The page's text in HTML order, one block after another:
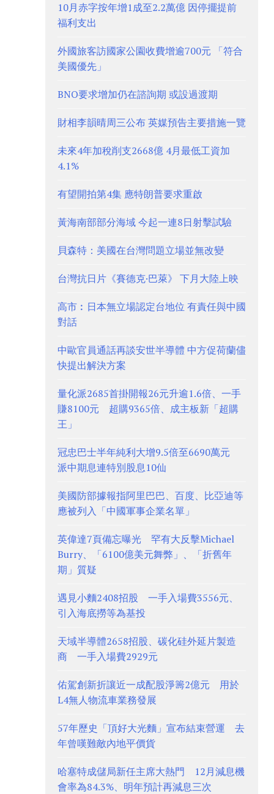
10月赤字按年增1成至2.2萬億 因停擺提前
福利支出
外國旅客訪國家公園收費增逾700元 「符合
美國優先」
BNO要求增加仍在諮詢期 或設過渡期
財相李韻晴周三公布 英媒預告主要措施一覽
未來4年加稅削支2668億 4月最低工資加
4.1%
有望開拍第4集 應特朗普要求重啟
黃海南部部分海域 今起一連8日射擊試驗
貝森特：美國在台灣問題立場並無改變
台灣抗日片《賽德克·巴萊》 下月大陸上映
高市︰日本無立場認定台地位 有責任與中國
對話
中歐官員通話再談安世半導體 中方促荷蘭儘
快提出解決方案
量化派2685首掛開報26元升逾1.6倍、一手
賺8100元 超購9365倍、成主板新「超購
王」
冠忠巴士半年純利大增9.5倍至6690萬元
派中期息連特別股息10仙
美國防部據報指阿里巴巴、百度、比亞迪等
應被列入「中國軍事企業名單」
英偉達7頁備忘曝光 罕有大反擊Michael
Burry、「6100億美元舞弊」、「折舊年
期」質疑
遇見小麵2408招股 一手入場費3556元、
引入海底撈等為基投
天域半導體2658招股、碳化硅外延片製造
商 一手入場費2929元
佑駕創新折讓近一成配股淨籌2億元 用於
L4無人物流車業務發展
57年歷史「頂好大光麵」宣布結束營運 去
年曾嘆難敵內地平價貨
哈塞特成儲局新任主席大熱門 12月減息機
會率為84.3%、明年預計再減息三次